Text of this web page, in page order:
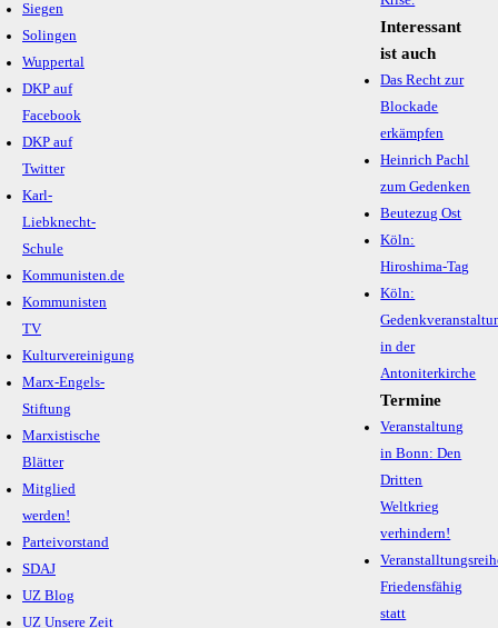
Siegen
Solingen
Wuppertal
DKP auf
Facebook
DKP auf
Twitter
Karl-
Liebknecht-
Schule
Kommunisten.de
Kommunisten
TV
Kulturvereinigung
Marx-Engels-
Stiftung
Marxistische
Blätter
Mitglied
werden!
Parteivorstand
SDAJ
UZ Blog
UZ Unsere Zeit
Interessant
ist auch
Das Recht zur
Blockade
erkämpfen
Heinrich Pachl
zum Gedenken
Beutezug Ost
Köln:
Hiroshima-Tag
Köln:
in der
Antoniterkirche
Termine
Veranstaltung
in Bonn: Den
Dritten
Weltkrieg
verhindern!
Friedensfähig
statt